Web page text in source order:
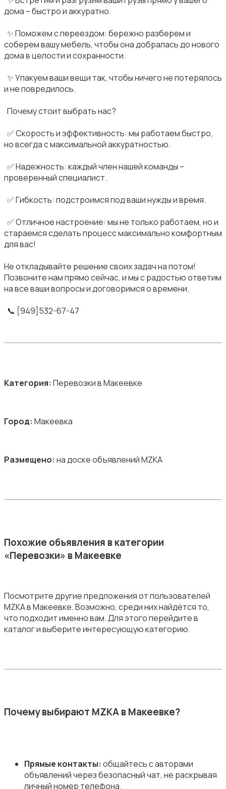
дома – быстро и аккуратно.
‎ ✨ Поможем с переездом: бережно разберем и
соберем вашу мебель, чтобы она добралась до нового
дома в целости и сохранности.
‎ ✨ Упакуем ваши вещи так, чтобы ничего не потерялось
и не повредилось.
‎ Почему стоит выбрать нас?
‎ ✅ Скорость и эффективность: мы работаем быстро,
но всегда с максимальной аккуратностью.
‎ ✅ Надежность: каждый член нашей команды –
проверенный специалист.
‎ ✅ Гибкость: подстроимся под ваши нужды и время.
‎ ✅ Отличное настроение: мы не только работаем, но и
стараемся сделать процесс максимально комфортным
для вас!
Не откладывайте решение своих задач на потом!
Позвоните нам прямо сейчас, и мы с радостью ответим
на все ваши вопросы и договоримся о времени.
‎ 📞 [949]532-67-47
Категория: Перевозки в Макеевке
Город: Макеевка
Размещено: на доске объявлений MZKA
Похожие объявления в категории
«Перевозки» в Макеевке
Посмотрите другие предложения от пользователей
MZKA в Макеевке. Возможно, среди них найдётся то,
что подходит именно вам. Для этого перейдите в
каталог и выберите интересующую категорию.
Почему выбирают MZKA в Макеевке?
Прямые контакты: общайтесь с авторами
объявлений через безопасный чат, не раскрывая
личный номер телефона.